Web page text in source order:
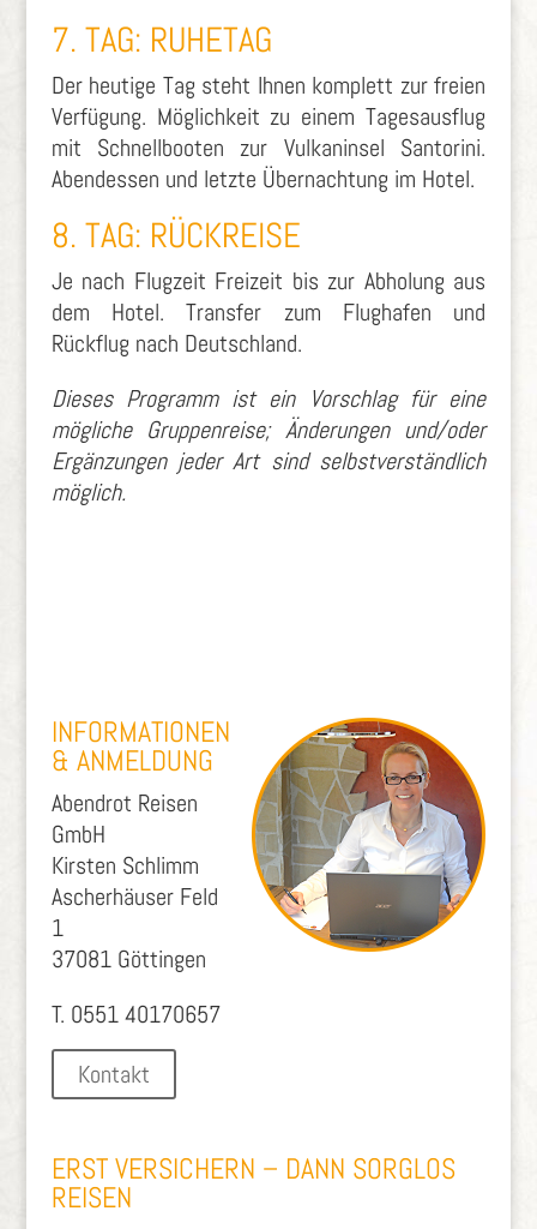
7. TAG: RUHETAG
Der heutige Tag steht Ihnen komplett zur freien
Verfügung. Möglichkeit zu einem Tagesausflug
mit Schnellbooten zur Vulkaninsel Santorini.
Abendessen und letzte Übernachtung im Hotel.
8. TAG: RÜCKREISE
Je nach Flugzeit Freizeit bis zur Abholung aus
dem Hotel. Transfer zum Flughafen und
Rückflug nach Deutschland.
Dieses Programm ist ein Vorschlag für eine
mögliche Gruppenreise; Änderungen und/oder
Ergänzungen jeder Art sind selbstverständlich
möglich.
INFORMATIONEN
& ANMELDUNG
Abendrot Reisen
GmbH
Kirsten Schlimm
Ascherhäuser Feld
1
37081 Göttingen
T. 0551 40170657
Kontakt
ERST VERSICHERN – DANN SORGLOS
REISEN